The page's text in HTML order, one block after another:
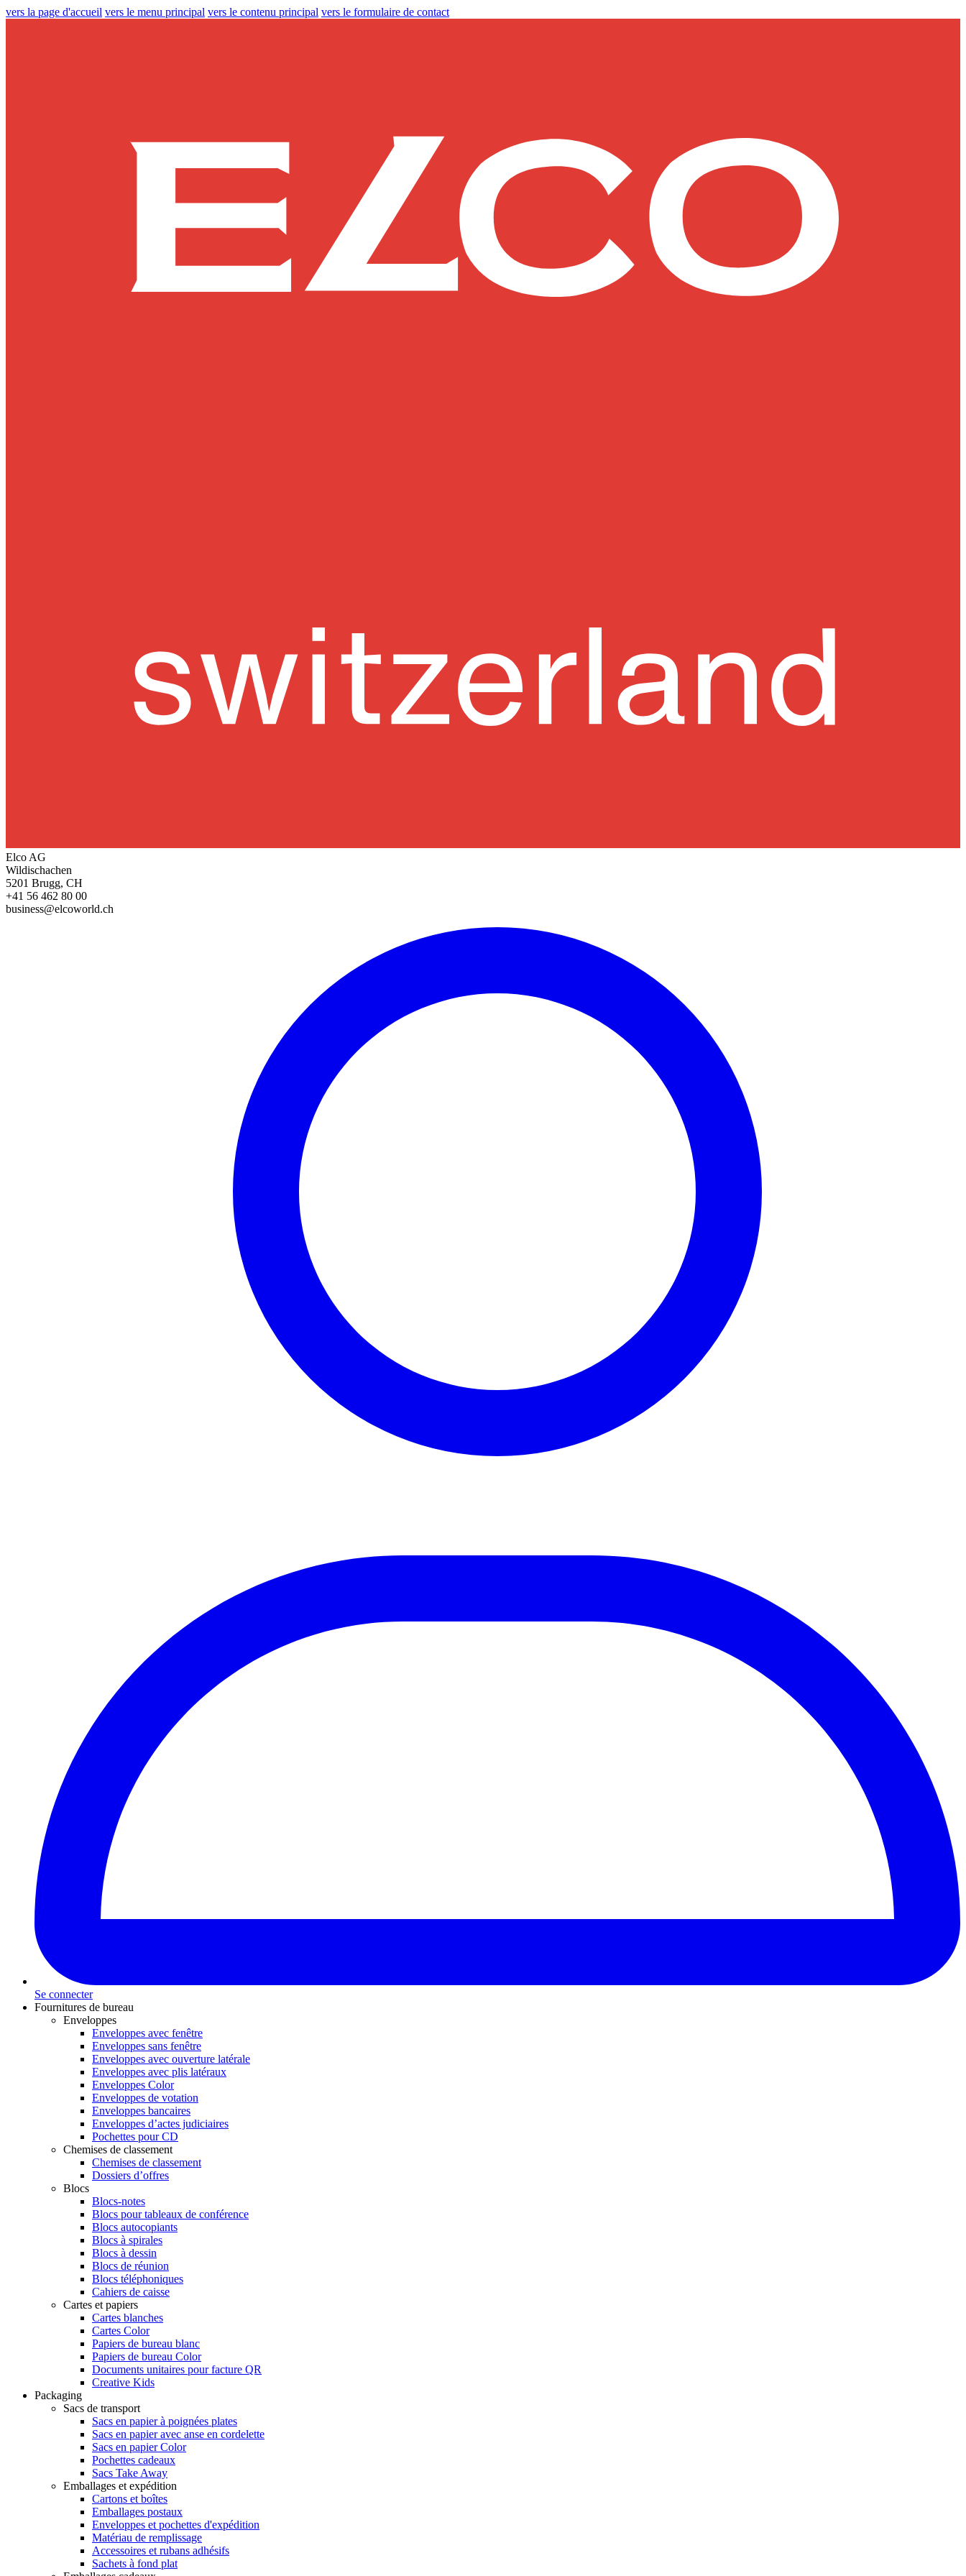
vers la page d'accueil vers le menu principal vers le contenu principal vers le formulaire de contact
Elco AG
Wildischachen
5201 Brugg, CH
+41 56 462 80 00
business@elcoworld.ch
Se connecter
Fournitures de bureau
Enveloppes
Enveloppes avec fenêtre
Enveloppes sans fenêtre
Enveloppes avec ouverture latérale
Enveloppes avec plis latéraux
Enveloppes Color
Enveloppes de votation
Enveloppes bancaires
Enveloppes d’actes judiciaires
Pochettes pour CD
Chemises de classement
Chemises de classement
Dossiers d’offres
Blocs
Blocs-notes
Blocs pour tableaux de conférence
Blocs autocopiants
Blocs à spirales
Blocs à dessin
Blocs de réunion
Blocs téléphoniques
Cahiers de caisse
Cartes et papiers
Cartes blanches
Cartes Color
Papiers de bureau blanc
Papiers de bureau Color
Documents unitaires pour facture QR
Creative Kids
Packaging
Sacs de transport
Sacs en papier à poignées plates
Sacs en papier avec anse en cordelette
Sacs en papier Color
Pochettes cadeaux
Sacs Take Away
Emballages et expédition
Cartons et boîtes
Emballages postaux
Enveloppes et pochettes d'expédition
Matériau de remplissage
Accessoires et rubans adhésifs
Sachets à fond plat